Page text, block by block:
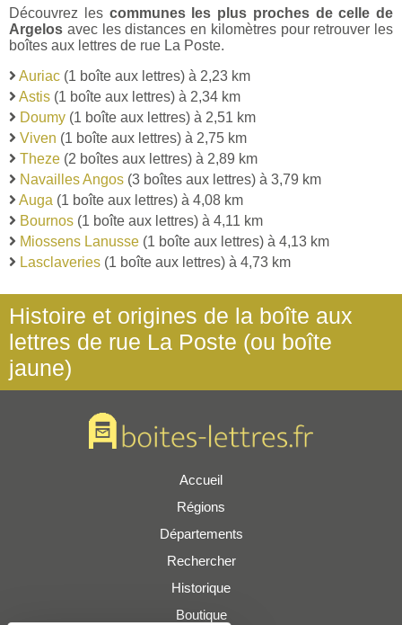
Découvrez les communes les plus proches de celle de
Argelos avec les distances en kilomètres pour retrouver les
boîtes aux lettres de rue La Poste.
Auriac (1 boîte aux lettres) à 2,23 km
Astis (1 boîte aux lettres) à 2,34 km
Doumy (1 boîte aux lettres) à 2,51 km
Viven (1 boîte aux lettres) à 2,75 km
Theze (2 boîtes aux lettres) à 2,89 km
Navailles Angos (3 boîtes aux lettres) à 3,79 km
Auga (1 boîte aux lettres) à 4,08 km
Bournos (1 boîte aux lettres) à 4,11 km
Miossens Lanusse (1 boîte aux lettres) à 4,13 km
Lasclaveries (1 boîte aux lettres) à 4,73 km
Histoire et origines de la boîte aux
lettres de rue La Poste (ou boîte
jaune)
Accueil
Régions
Départements
Rechercher
Historique
Boutique